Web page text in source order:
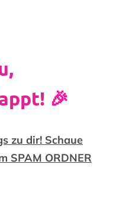
🎉
zu dir! Schaue
SPAM ORDNER